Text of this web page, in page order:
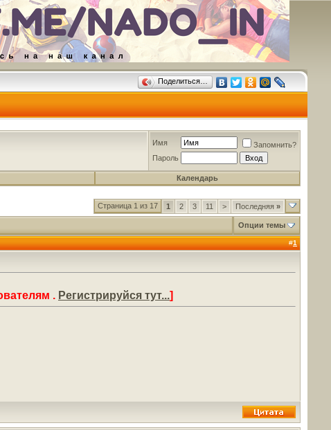
Поделиться…
Имя
Запомнить?
Пароль
Календарь
Страница 1 из 17 1 2 3 11 > Последняя »
Опции темы
#1
. Регистрируйся тут...]